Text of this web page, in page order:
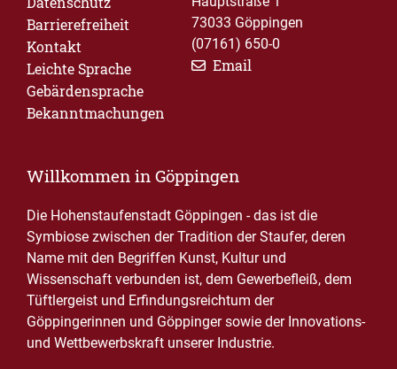
Barrierefreiheit
Kontakt
Leichte Sprache
Gebärdensprache
Bekanntmachungen
73033 Göppingen
(07161) 650-0
Email
Willkommen in Göppingen
Die Hohenstaufenstadt Göppingen - das ist die
Symbiose zwischen der Tradition der Staufer, deren
Name mit den Begriffen Kunst, Kultur und
Wissenschaft verbunden ist, dem Gewerbefleiß, dem
Tüftlergeist und Erfindungsreichtum der
Göppingerinnen und Göppinger sowie der Innovations-
und Wettbewerbskraft unserer Industrie.